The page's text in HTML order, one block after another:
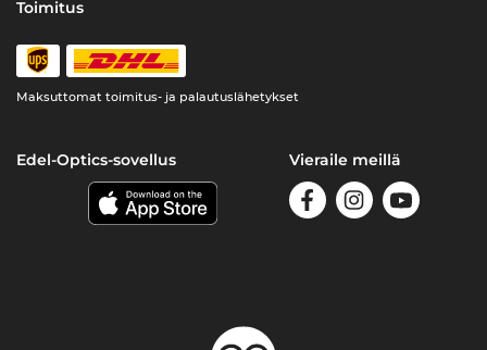
Toimitus
Maksuttomat toimitus- ja palautuslähetykset
Edel-Optics-sovellus Vieraile meillä